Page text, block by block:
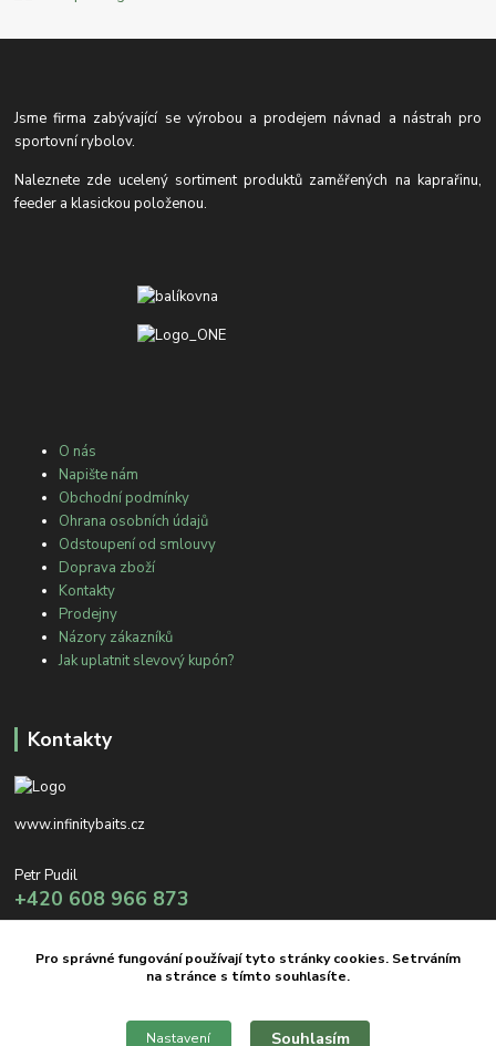
Jsme firma zabývající se výrobou a prodejem návnad a nástrah pro
sportovní rybolov.
Naleznete zde ucelený sortiment produktů zaměřených na kaprařinu,
feeder a klasickou položenou.
O nás
Napište nám
Obchodní podmínky
Ohrana osobních údajů
Odstoupení od smlouvy
Doprava zboží
Kontakty
Prodejny
Názory zákazníků
Jak uplatnit slevový kupón?
Kontakty
www.infinitybaits.cz
Petr Pudil
+420 608 966 873
Pro správné fungování používají tyto stránky cookies. Setrváním
na stránce s tímto souhlasíte.
Nastavení Souhlasím